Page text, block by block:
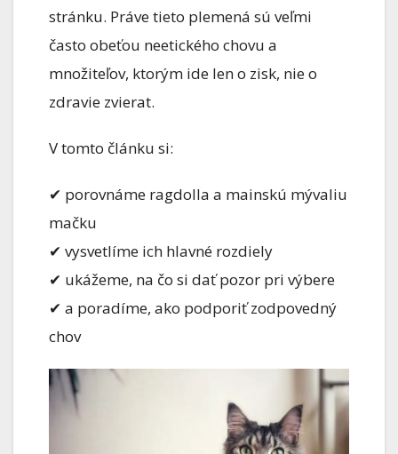
stránku. Práve tieto plemená sú veľmi
často obeťou neetického chovu a
množiteľov, ktorým ide len o zisk, nie o
zdravie zvierat.
V tomto článku si:
✔ porovnáme ragdolla a mainskú mývaliu
mačku
✔ vysvetlíme ich hlavné rozdiely
✔ ukážeme, na čo si dať pozor pri výbere
✔ a poradíme, ako podporiť zodpovedný
chov